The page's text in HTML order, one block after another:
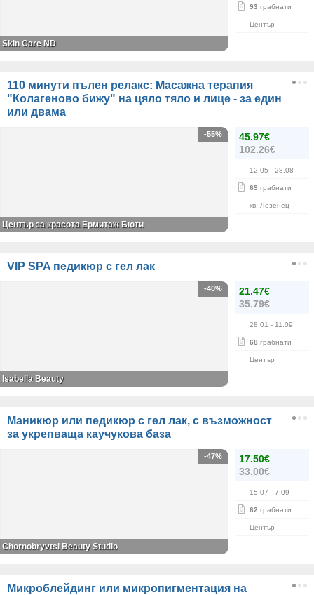
93 грабнати
Център
Skin Care ND
110 минути пълен релакс: Масажна терапия
"Колагеново бижу" на цяло тяло и лице - за един
или двама
45.97€
102.26€
12.05 - 28.08
69 грабнати
кв. Лозенец
-55%
Център за красота Ермитаж Бюти
VIP SPA педикюр с гел лак
21.47€
35.79€
28.01 - 11.09
68 грабнати
Център
-40%
Isabella Beauty
Маникюр или педикюр с гел лак, с възможност
за укрепваща каучукова база
17.50€
33.00€
15.07 - 7.09
62 грабнати
Център
-47%
Chornobryvtsi Beauty Studio
Микроблейдинг или микропигментация на